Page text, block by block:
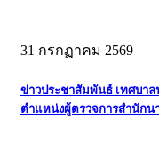
31 กรกฏาคม 2569
ข่าวประชาสัมพันธ์ เทศบา
ตำแหน่งผู้ตรวจการสำนักน